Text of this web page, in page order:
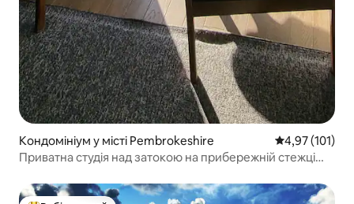
Кондомініум у місті Pembrokeshire Середня
4,97 (101)
Приватна студія над затокою на прибережній стежці